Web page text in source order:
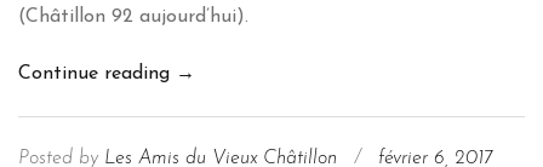
(Châtillon 92 aujourd’hui).
Continue reading Châtillon
→
Posted by Les Amis du Vieux Châtillon /
février 6, 2017